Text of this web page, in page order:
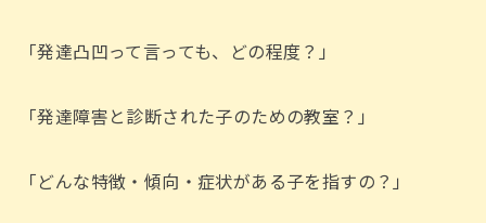
「発達凸凹って言っても、どの程度？」
「発達障害と診断された子のための教室？」
「どんな特徴・傾向・症状がある子を指すの？」